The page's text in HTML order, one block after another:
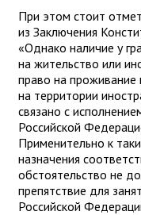
При этом стоит
из Заключения
«Однако наличие у
на жительство или
право на
на территории
связано с
Российской
Применительно к
назначения
обстоятельство не
препятствие для
Российской